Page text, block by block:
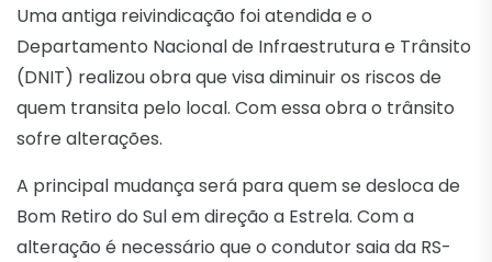
Uma antiga reivindicação foi atendida e o
Departamento Nacional de Infraestrutura e Trânsito
(DNIT) realizou obra que visa diminuir os riscos de
quem transita pelo local. Com essa obra o trânsito
sofre alterações.
A principal mudança será para quem se desloca de
Bom Retiro do Sul em direção a Estrela. Com a
alteração é necessário que o condutor saia da RS-